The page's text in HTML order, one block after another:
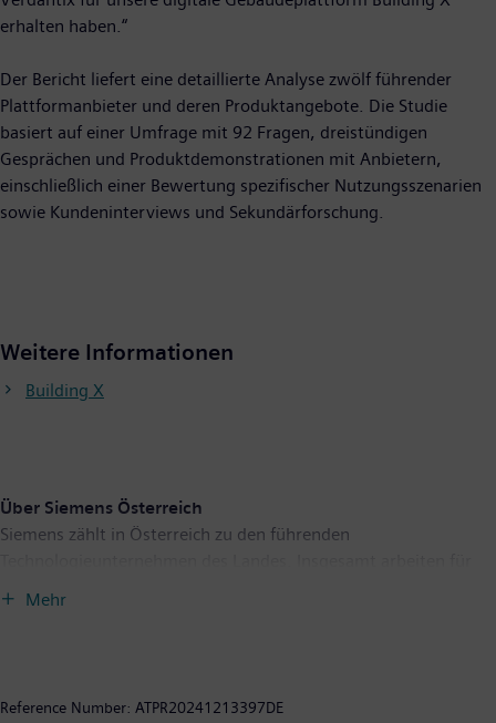
erhalten haben.“
Der Bericht liefert eine detaillierte Analyse zwölf führender
Plattformanbieter und deren Produktangebote. Die Studie
basiert auf einer Umfrage mit 92 Fragen, dreistündigen
Gesprächen und Produktdemonstrationen mit Anbietern,
einschließlich einer Bewertung spezifischer Nutzungsszenarien
sowie Kundeninterviews und Sekundärforschung.
Weitere Informationen
Building X
Über Siemens Österreich
Siemens zählt in Österreich zu den führenden
Siemens in Österreich rund 9.300 Menschen. Der Umsatz lag im
Mehr
Reference Number: ATPR20241213397DE